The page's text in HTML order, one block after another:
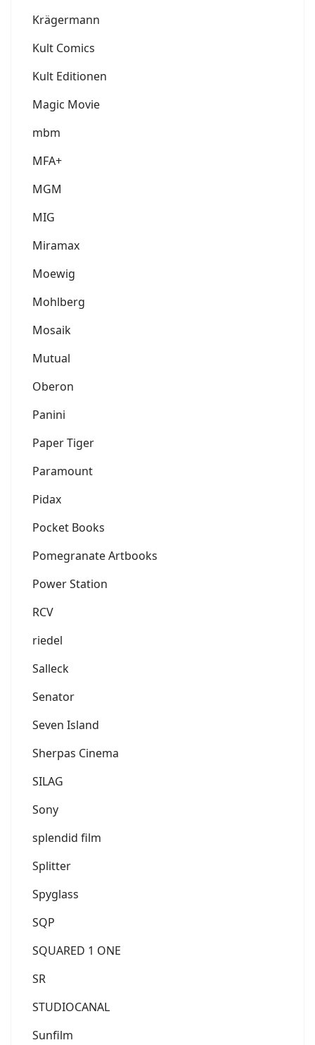
Krägermann
Kult Comics
Kult Editionen
Magic Movie
mbm
MFA+
MGM
MIG
Miramax
Moewig
Mohlberg
Mosaik
Mutual
Oberon
Panini
Paper Tiger
Paramount
Pidax
Pocket Books
Pomegranate Artbooks
Power Station
RCV
riedel
Salleck
Senator
Seven Island
Sherpas Cinema
SILAG
Sony
splendid film
Splitter
Spyglass
SQP
SQUARED 1 ONE
SR
STUDIOCANAL
Sunfilm